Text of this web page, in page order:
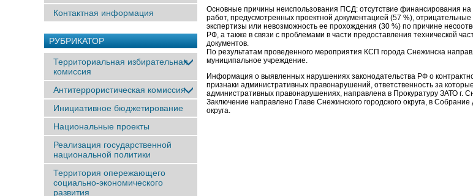
Контактная информация
РУБРИКАТОР
Территориальная избирательная
комиссия
Антитеррористическая комиссия
Инициативное бюджетирование
Национальные проекты
Реализация государственной
национальной политики
Территория опережающего
социально-экономического
развития
Основные причины неиспользования ПСД: отсутствие финансирования
работ, предусмотренных проектной документацией (57 %), отрицательные
экспертизы или невозможность ее прохождения (30 %) по причине
РФ, а также в связи с проблемами в части предоставления технической
документов.
По результатам проведенного мероприятия КСП города Снежинска
муниципальное учреждение.
Информация о выявленных нарушениях законодательства РФ о
признаки административных правонарушений, ответственность за
административных правонарушениях, направлена в Прокуратуру ЗАТО г.
Заключение направлено Главе Снежинского городского округа, в Собрание
округа.